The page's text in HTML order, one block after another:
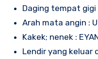
Daging tempat gigi
Arah mata angin :
Kakek; nenek :
Lendir yang keluar